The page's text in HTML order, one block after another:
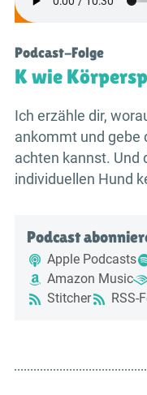
Podcast-Folge
K wie
Ich erzähle dir,
ankommt und gebe
achten kannst. Und
individuellen Hund
Podcast
Apple Podcasts
Amazon Music
Stitcher
RSS-